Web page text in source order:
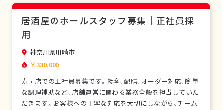
居酒屋のホールスタッフ募集｜正社員採
用
神奈川県川崎市
￥330,000
寿司店での正社員募集です。接客、配膳、オーダー対応、簡単
な調理補助など、店舗運営に関わる業務全般を担当していた
だきます。お客様への丁寧な対応を大切にしながら、チーム